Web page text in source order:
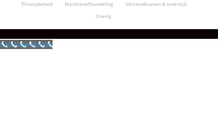
Privacybeleid
Klachtenafhandeling
Verzendkosten & levertijd
Overig
Call Now Button